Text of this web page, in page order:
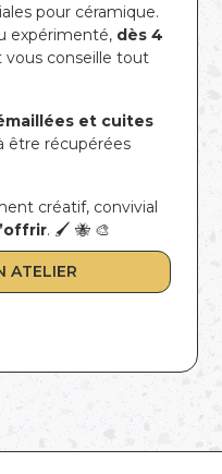
pour céramique.
expérimenté, dès 4
vous conseille tout
et cuites
être récupérées
créatif, convivial
. 🖌️ 🐝 🎨
ATELIER